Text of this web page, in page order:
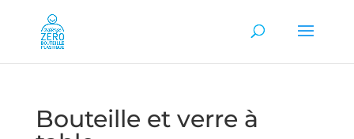
Bouteille et verre à